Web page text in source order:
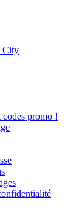
City
codes promo !